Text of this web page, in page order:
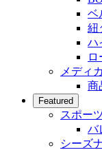
ベ
紐
ハ
ロ
メディ
商
Featured
スポー
バ
シーズ